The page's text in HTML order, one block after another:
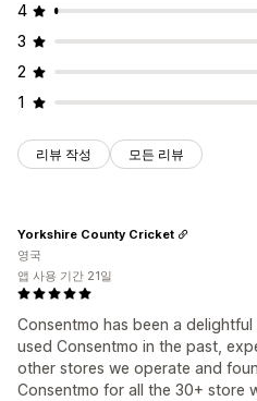
4
3
2
1
리뷰 작성 모든 리뷰
Consentmo has been a
used Consentmo in the past,
other stores we operate and
Consentmo for all the 30+ store
Yorkshire County Cricket
영국
앱 사용 기간 21일